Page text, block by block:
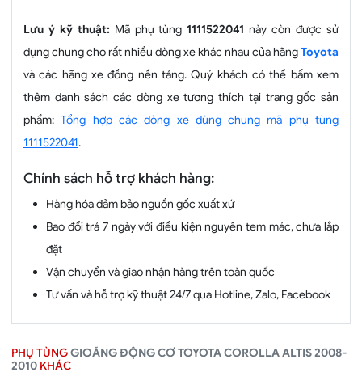
Lưu ý kỹ thuật:Mã phụ tùng1111522041 này còn được sử
dụng chung cho rất nhiều dòng xe khác nhau của hãngToyota
và các hãng xe đồng nền tảng. Quý khách có thể bấm xem
thêm danh sách các dòng xe tương thích tại trang gốc sản
phẩm:Tổng hợp các dòng xe dùng chung mã phụ tùng
1111522041.
Chính sách hỗ trợ khách hàng:
Hàng hóa đảm bảo nguồn gốc xuất xứ
Bao đổi trả 7 ngày với điều kiện nguyên tem mác, chưa lắp
đặt
Vận chuyển và giao nhận hàng trên toàn quốc
Tư vấn và hỗ trợ kỹ thuật 24/7 qua Hotline, Zalo, Facebook
PHỤ TÙNGGIOĂNG ĐỘNG CƠ TOYOTA COROLLA ALTIS 2008-
2010 KHÁC